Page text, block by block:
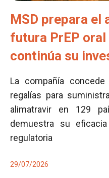
MSD prepara el
futura PrEP
continúa su
La compañía
regalías para
alimatravir en 129
demuestra su
regulatoria
29/07/2026